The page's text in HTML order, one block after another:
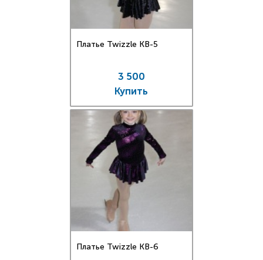
Платье Twizzle КВ-5
3 500
Купить
Платье Twizzle КВ-6